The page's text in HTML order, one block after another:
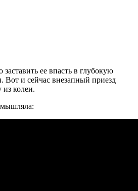
ее впасть в глубокую
Вот и сейчас внезапный приезд
колеи.